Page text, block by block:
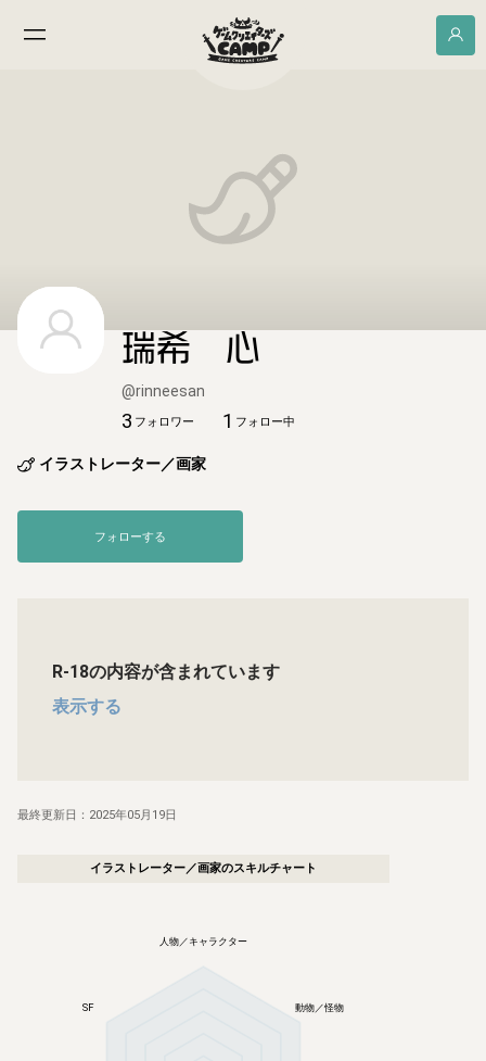
瑞希 心
@rinneesan
3 フォロワー 1 フォロー中
イラストレーター／画家
フォローする
R-18の内容が含まれています
表示する
最終更新日： 2025年05月19日
イラストレーター／画家のスキルチャート
人物／キャラクター
動物／怪物
SF